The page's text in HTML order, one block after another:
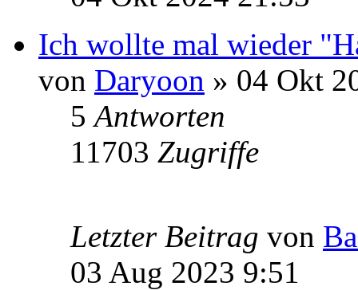
Ich wollte mal wieder
von Daryoon » 04 Okt
5Antworten
11703 Zugriffe
Letzter Beitrag von
03 Aug 2023 9:51